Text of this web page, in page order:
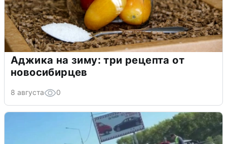
Аджика на зиму: три рецепта от
новосибирцев
8 августа 0